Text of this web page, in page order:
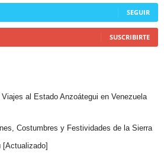
SEGUIR
SUSCRIBIRTE
al Estado Anzoátegui en Venezuela
Costumbres y Festividades de la Sierra
[Actualizado]